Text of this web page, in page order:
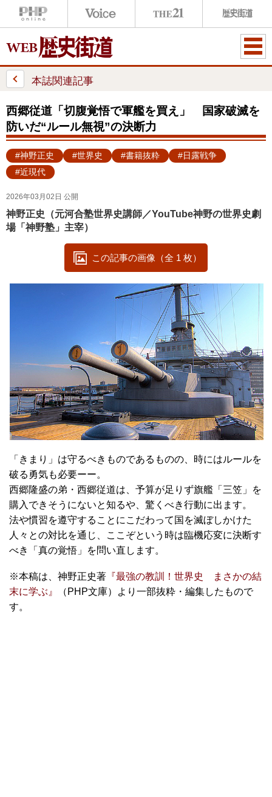
ME
本誌関連記事
西郷従道「切腹覚悟で軍艦を買え」 国家破滅を
防いだ“ルール無視”の決断力
#神野正史 #世界史 #書籍抜粋
#日露戦争
#近現代
2026年03月02日 公開
神野正史（元河合塾世界史講師／YouTube神野の世界史劇
場「神野塾」主宰）
この記事の画像（全 1 枚）
「きまり」は守るべきものであるものの、時にはルールを
破る勇気も必要ーー。
西郷隆盛の弟・西郷従道は、予算が足りず旗艦「三笠」を
購入できそうにないと知るや、驚くべき行動に出ます。
法や慣習を遵守することにこだわって国を滅ぼしかけた
人々との対比を通じ、ここぞという時は臨機応変に決断す
べき「真の覚悟」を問い直します。
※本稿は、神野正史著 『最強の教訓！世界史 まさかの結
末に学ぶ』
（PHP文庫）より一部抜粋・編集したもので
す。